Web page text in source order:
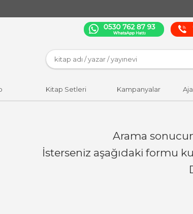
Kitap Setleri Kampanyalar
Arama
İsterseniz aşağıdaki formu